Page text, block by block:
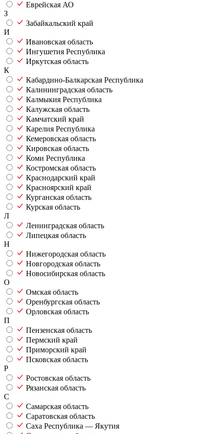
Еврейская АО
З
Забайкальский край
И
Ивановская область
Ингушетия Республика
Иркутская область
К
Кабардино-Балкарская Республика
Калининградская область
Калмыкия Республика
Калужская область
Камчатский край
Карелия Республика
Кемеровская область
Кировская область
Коми Республика
Костромская область
Краснодарский край
Красноярский край
Курганская область
Курская область
Л
Ленинградская область
Липецкая область
Н
Нижегородская область
Новгородская область
Новосибирская область
О
Омская область
Оренбургская область
Орловская область
П
Пензенская область
Пермский край
Приморский край
Псковская область
Р
Ростовская область
Рязанская область
С
Самарская область
Саратовская область
Саха Республика — Якутия